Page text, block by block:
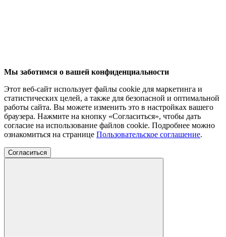
Мы заботимся о вашей конфиденциальности
Этот веб-сайт использует файлы cookie для маркетинга и
статистических целей, а также для безопасной и оптимальной
работы сайта. Вы можете изменить это в настройках вашего
браузера. Нажмите на кнопку «Согласиться», чтобы дать
согласие на использование файлов cookie. Подробнее можно
ознакомиться на странице Пользовательское соглашение.
Согласиться